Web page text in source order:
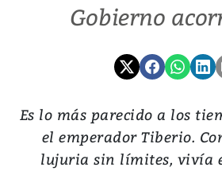
Gobierno
Es lo más parecido a los
el emperador Tiberio.
lujuria sin límites, vivía